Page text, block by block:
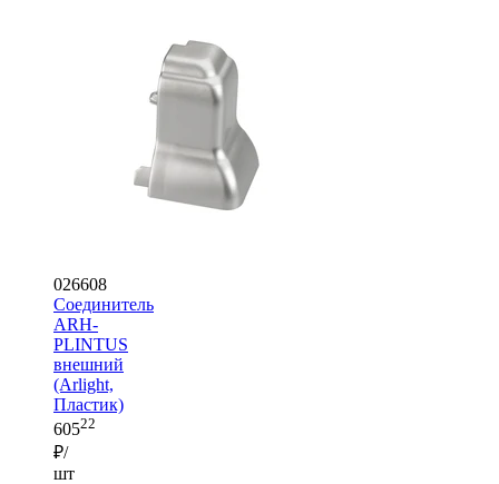
026608
Соединитель
ARH-
PLINTUS
внешний
(Arlight,
Пластик)
60522
₽/
шт